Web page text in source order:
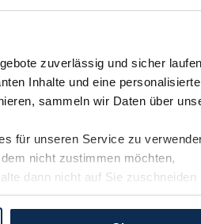
zuverlässig und sicher
Inhalte und eine personalisierte
sammeln wir Daten über
für unseren Service zu
nicht zustimmen möchten,
dann nicht auf Sie zuschneiden
die Einstellungen jederzeit